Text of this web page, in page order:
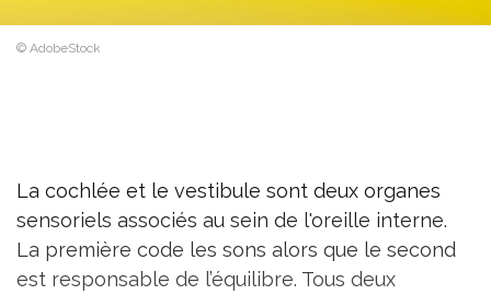
© AdobeStock
La cochlée et le vestibule sont deux organes
sensoriels associés au sein de l'oreille interne.
La première code les sons alors que le second
est responsable de l’équilibre. Tous deux